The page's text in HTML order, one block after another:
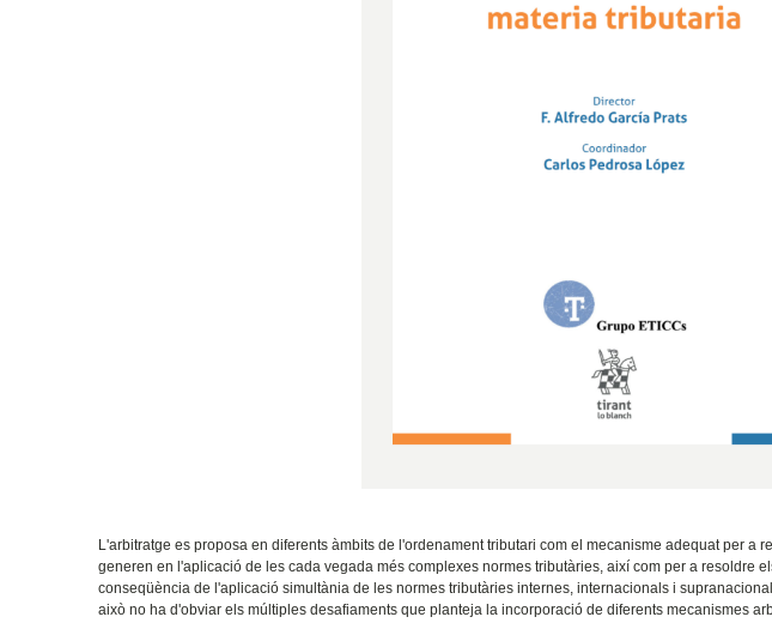
L'arbitratge es proposa en diferents àmbits de l'ordenament tributari com el mecanisme adequat per a
generen en l'aplicació de les cada vegada més complexes normes tributàries, així com per a resoldre
conseqüència de l'aplicació simultània de les normes tributàries internes, internacionals i
això no ha d'obviar els múltiples desafiaments que planteja la incorporació de diferents mecanismes